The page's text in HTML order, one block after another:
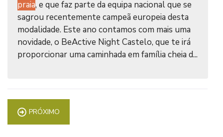
praia, e que faz parte da equipa nacional que se
sagrou recentemente campeã europeia desta
modalidade. Este ano contamos com mais uma
novidade, o BeActive Night Castelo, que te irá
proporcionar uma caminhada em família cheia d...
PRÓXIMO